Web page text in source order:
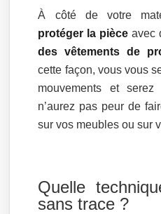
À côté de votre
protéger la pièce avec
des vêtements de
cette façon, vous vous
mouvements et
n’aurez pas peur de
sur vos meubles ou sur
Quelle
sans trace ?